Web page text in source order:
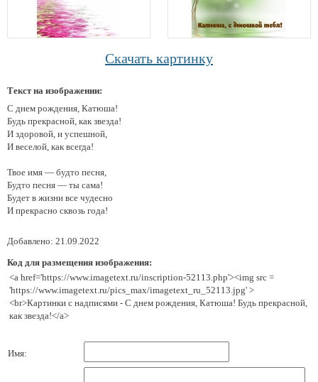
Скачать картинку
Текст на изображении:
С днем рождения, Катюша!
Будь прекрасной, как звезда!
И здоровой, и успешной,
И веселой, как всегда!
Твое имя — будто песня,
Будто песня — ты сама!
Будет в жизни все чудесно
И прекрасно сквозь года!
Добавлено: 21.09.2022
Код для размещения изображения:
<a href='https://www.imagetext.ru/inscription-52113.php'><img src =
'https://www.imagetext.ru/pics_max/imagetext_ru_52113.jpg' >
<br>Картинки с надписями - С днем рождения, Катюша! Будь прекрасной,
как звезда!</a>
Имя: